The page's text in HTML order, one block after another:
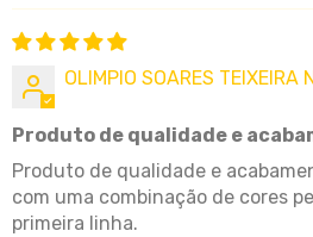
OLIMPIO SOARES TEIXEIRA
Produto de qualidade e
Produto de qualidade e
com uma combinação de cores
primeira linha.